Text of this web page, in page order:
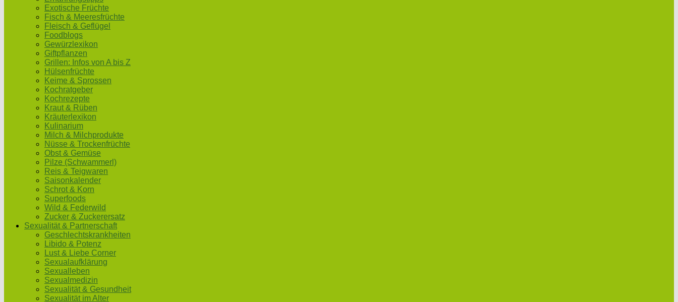
Exotische Früchte
Fisch & Meeresfrüchte
Fleisch & Geflügel
Foodblogs
Gewürzlexikon
Giftpflanzen
Grillen: Infos von A bis Z
Hülsenfrüchte
Keime & Sprossen
Kochratgeber
Kochrezepte
Kraut & Rüben
Kräuterlexikon
Kulinarium
Milch & Milchprodukte
Nüsse & Trockenfrüchte
Obst & Gemüse
Pilze (Schwammerl)
Reis & Teigwaren
Saisonkalender
Schrot & Korn
Superfoods
Wild & Federwild
Zucker & Zuckerersatz
Sexualität & Partnerschaft
Geschlechtskrankheiten
Libido & Potenz
Lust & Liebe Corner
Sexualaufklärung
Sexualleben
Sexualmedizin
Sexualität & Gesundheit
Sexualität im Alter